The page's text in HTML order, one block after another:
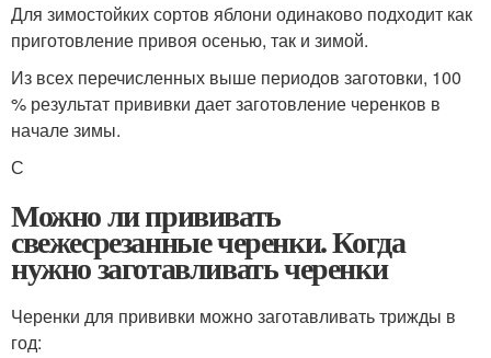
Для зимостойких сортов яблони одинаково подходит как
приготовление привоя осенью, так и зимой.
Из всех перечисленных выше периодов заготовки, 100
% результат прививки дает заготовление черенков в
начале зимы.
С
Можно ли прививать
свежесрезанные черенки. Когда
нужно заготавливать черенки
Черенки для прививки можно заготавливать трижды в
год: